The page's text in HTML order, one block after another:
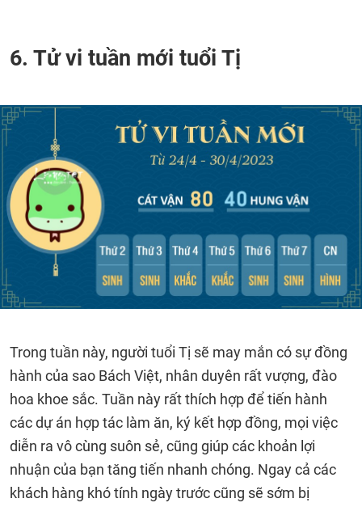
6. Tử vi tuần mới tuổi Tị
Trong tuần này, người tuổi Tị sẽ may mắn có sự đồng
hành của sao Bách Việt, nhân duyên rất vượng, đào
hoa khoe sắc. Tuần này rất thích hợp để tiến hành
các dự án hợp tác làm ăn, ký kết hợp đồng, mọi việc
diễn ra vô cùng suôn sẻ, cũng giúp các khoản lợi
nhuận của bạn tăng tiến nhanh chóng. Ngay cả các
khách hàng khó tính ngày trước cũng sẽ sớm bị